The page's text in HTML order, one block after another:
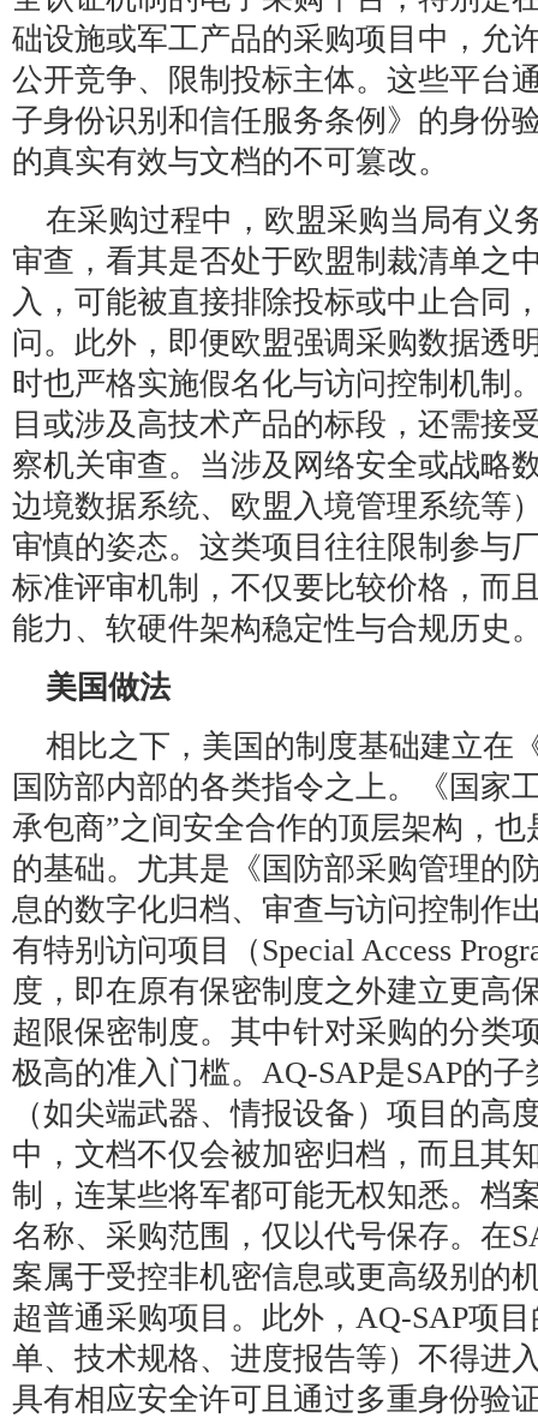
础设施或军工产品的采购项目中，允
公开竞争、限制投标主体。这些平台
子身份识别和信任服务条例》的身份
的真实有效与文档的不可篡改。
在采购过程中，欧盟采购当局有义
审查，看其是否处于欧盟制裁清单之
入，可能被直接排除投标或中止合同
问。此外，即便欧盟强调采购数据透
时也严格实施假名化与访问控制机制
目或涉及高技术产品的标段，还需接
察机关审查。当涉及网络安全或战略
边境数据系统、欧盟入境管理系统等
审慎的姿态。这类项目往往限制参与
标准评审机制，不仅要比较价格，而
能力、软硬件架构稳定性与合规历史
美国做法
相比之下，美国的制度基础建立在
国防部内部的各类指令之上。《国家
承包商”之间安全合作的顶层架构，
的基础。尤其是《国防部采购管理的
息的数字化归档、审查与访问控制作
有特别访问项目（Special Access
度，即在原有保密制度之外建立更高
超限保密制度。其中针对采购的分类
极高的准入门槛。AQ-SAP是SAP的
（如尖端武器、情报设备）项目的高
中，文档不仅会被加密归档，而且其
制，连某些将军都可能无权知悉。档
名称、采购范围，仅以代号保存。在
案属于受控非机密信息或更高级别的
超普通采购项目。此外，AQ-SAP项
单、技术规格、进度报告等）不得进
具有相应安全许可且通过多重身份验